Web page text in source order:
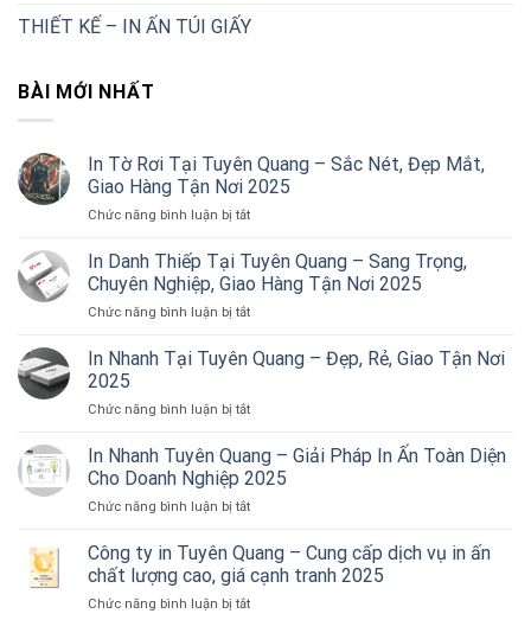
THIẾT KẾ – IN ẤN TÚI GIẤY
BÀI MỚI NHẤT
In Tờ Rơi Tại Tuyên Quang – Sắc Nét, Đẹp Mắt,
Giao Hàng Tận Nơi 2025
Chức năng bình luận bị tắtở
Tờ
Rơi
Tại
Tuyên
–
Đẹp
Giao
Hàng
In Danh Thiếp Tại Tuyên Quang – Sang Trọng,
Chuyên Nghiệp, Giao Hàng Tận Nơi 2025
Chức năng bình luận bị tắtở
Danh
Thiếp
Tuyên
–
Sang
Chuyên
Giao
Hàng
In Nhanh Tại Tuyên Quang – Đẹp, Rẻ, Giao Tận Nơi
2025
Chức năng bình luận bị tắtở
Nhanh
Tại
Tuyên
Quang
Đẹp,
Rẻ,
Giao
Tận
In Nhanh Tuyên Quang – Giải Pháp In Ấn Toàn Diện
Cho Doanh Nghiệp 2025
Chức năng bình luận bị tắtở
Nhanh
Tuyên
Quang
–
Công ty in Tuyên Quang – Cung cấp dịch vụ in ấn
chất lượng cao, giá cạnh tranh 2025
Chức năng bình luận bị tắtở